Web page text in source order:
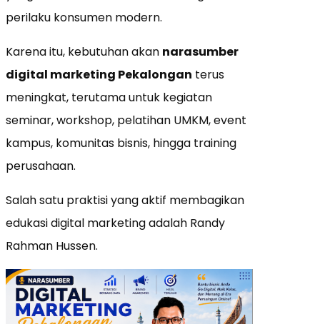
perilaku konsumen modern.
Karena itu, kebutuhan akan narasumber
digital marketing Pekalongan terus
meningkat, terutama untuk kegiatan
seminar, workshop, pelatihan UMKM, event
kampus, komunitas bisnis, hingga training
perusahaan.
Salah satu praktisi yang aktif membagikan
edukasi digital marketing adalah Randy
Rahman Hussen.